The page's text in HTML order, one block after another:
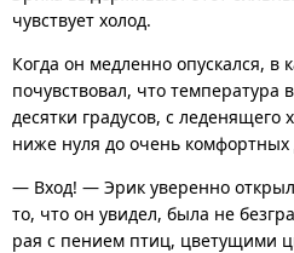
чувствует холод.
Когда он медленно опускался, в
почувствовал, что температура
десятки градусов, с леденящего
ниже нуля до очень комфортных
— Вход! — Эрик уверенно открыл
то, что он увидел, была не
рая с пением птиц, цветущими